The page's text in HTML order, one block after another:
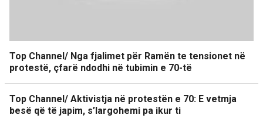
Top Channel/ Nga fjalimet për Ramën te tensionet në
protestë, çfarë ndodhi në tubimin e 70-të
Top Channel/ Aktivistja në protestën e 70: E vetmja
besë që të japim, s’largohemi pa ikur ti